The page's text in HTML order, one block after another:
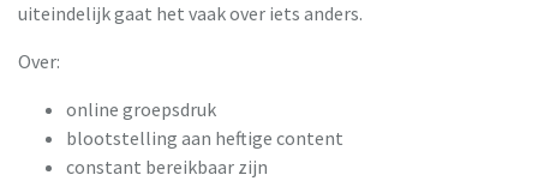
uiteindelijk gaat het vaak over iets anders.
Over:
online groepsdruk
blootstelling aan heftige content
constant bereikbaar zijn